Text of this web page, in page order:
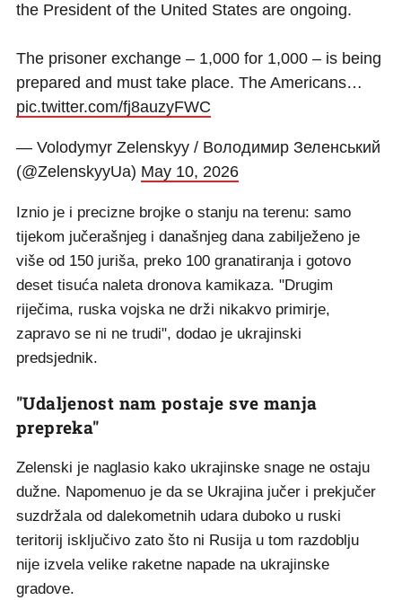
the President of the United States are ongoing.
The prisoner exchange – 1,000 for 1,000 – is being
prepared and must take place. The Americans…
pic.twitter.com/fj8auzyFWC
— Volodymyr Zelenskyy / Володимир Зеленський
(@ZelenskyyUa) May 10, 2026
Iznio je i precizne brojke o stanju na terenu: samo
tijekom jučerašnjeg i današnjeg dana zabilježeno je
više od 150 juriša, preko 100 granatiranja i gotovo
deset tisuća naleta dronova kamikaza. "Drugim
riječima, ruska vojska ne drži nikakvo primirje,
zapravo se ni ne trudi", dodao je ukrajinski
predsjednik.
"Udaljenost nam postaje sve manja
prepreka"
Zelenski je naglasio kako ukrajinske snage ne ostaju
dužne. Napomenuo je da se Ukrajina jučer i prekjučer
suzdržala od dalekometnih udara duboko u ruski
teritorij isključivo zato što ni Rusija u tom razdoblju
nije izvela velike raketne napade na ukrajinske
gradove.